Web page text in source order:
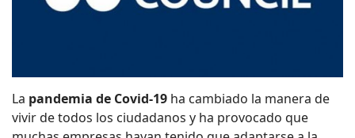
La pandemia de Covid-19 ha cambiado la manera de
vivir de todos los ciudadanos y ha provocado que